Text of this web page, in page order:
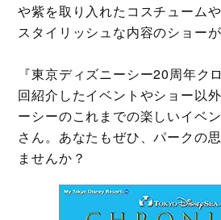
や紫を取り入れたコスチューム
スタイリッシュな内容のショーが
『東京ディズニーシー20周年ク
回紹介したイベントやショー以
ーシーのこれまでの楽しいイベ
さん。あなたもぜひ、パークの
ませんか？